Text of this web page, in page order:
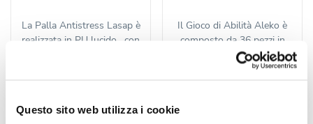
Questo sito web utilizza i cookie
La Palla Antistress Lasap è
realizzata in PU lucido , con
€ 0,40 cad.
Il Gioco di Abilità Aleko è
composto da 36 pezzi in
legno naturale (8 lunghi...